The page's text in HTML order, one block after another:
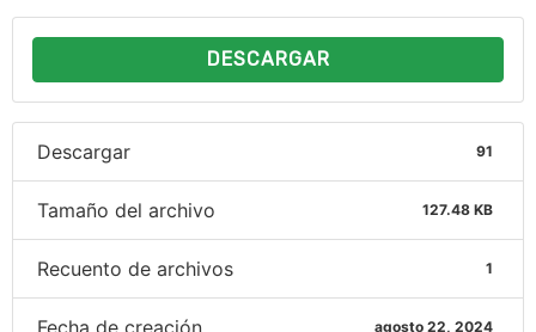
DESCARGAR
Descargar 91
Tamaño del archivo 127.48 KB
Recuento de archivos 1
agosto 22, 2024